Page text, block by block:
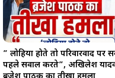
” लोहिया होते तो परिवारवाद पर
पहले सवाल करते”, अखिलेश